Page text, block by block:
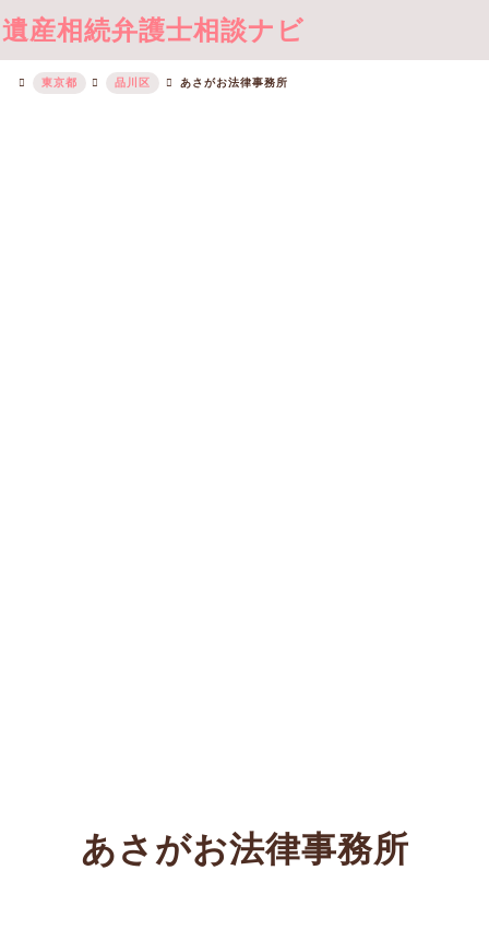
遺産相続弁護士相談ナビ
東京都 品川区 あさがお法律事務所
あさがお法律事務所